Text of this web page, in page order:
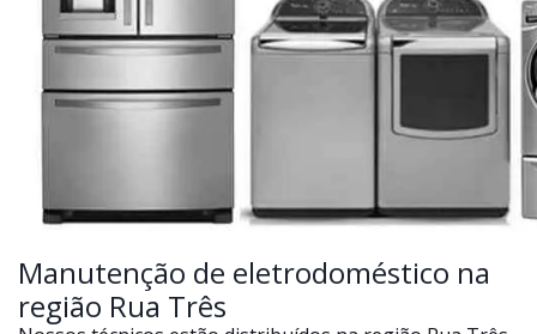
Manutenção de eletrodoméstico na
região Rua Três